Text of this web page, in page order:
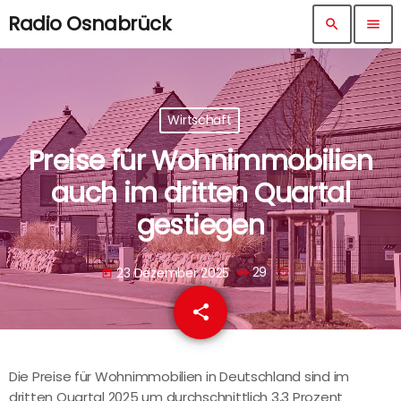
Radio Osnabrück search menu
Wirtschaft
Preise für Wohnimmobilien
auch im dritten Quartal
gestiegen
today 23 Dezember 2025 29
share
email
Die Preise für Wohnimmobilien in Deutschland sind im
dritten Quartal 2025 um durchschnittlich 3,3 Prozent